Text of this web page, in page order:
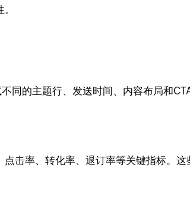
同的主题行、发送时间、内容布局和
击率、转化率、退订率等关键指标。